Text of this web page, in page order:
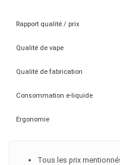
Rapport qualité / prix
Qualité de vape
Qualité de fabrication
Consommation e-liquide
Ergonomie
Tous les prix